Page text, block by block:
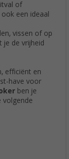
of
een ideaal
vissen of op
je de vrijheid
efficiënt en
have voor
ben je
volgende